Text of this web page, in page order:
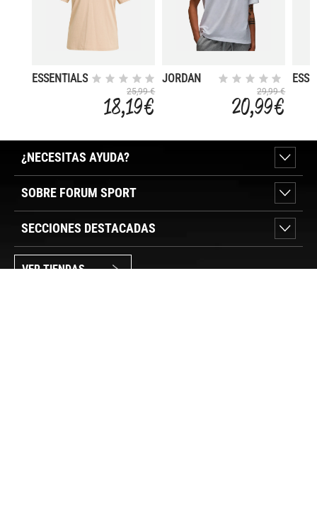
ESSENTIALS
25,99 €
18,19 €
JORDAN
29,99 €
20,99 €
¿NECESITAS AYUDA?
SOBRE FORUM SPORT
SECCIONES DESTACADAS
VER TIENDAS